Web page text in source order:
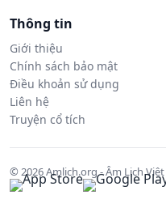
Thông tin
Giới thiệu
Chính sách bảo mật
Điều khoản sử dụng
Liên hệ
Truyện cổ tích
© 2026 Amlich.org - Âm Lịch